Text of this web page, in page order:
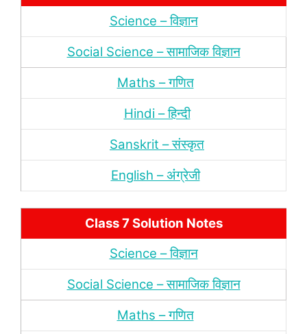
Science – विज्ञान
Social Science – सामाजिक विज्ञान
Maths – गणित
Hindi – हिन्‍दी
Sanskrit – संस्‍कृत
English – अंंग्रेजी
Class 7 Solution Notes
Science – विज्ञान
Social Science – सामाजिक विज्ञान
Maths – गणित